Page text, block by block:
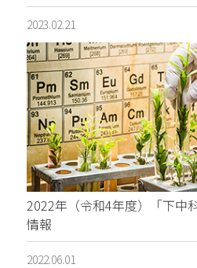
2023.02.21
2022年（令和4年度）「下中
情報
2022.06.01